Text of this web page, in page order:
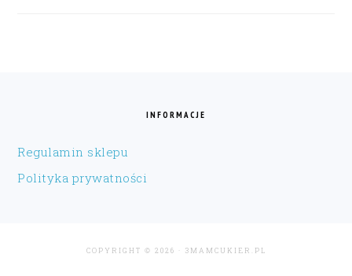
INFORMACJE
Regulamin sklepu
Polityka prywatności
COPYRIGHT © 2026 · 3MAMCUKIER.PL